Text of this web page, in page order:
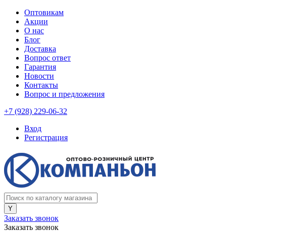
Оптовикам
Акции
О нас
Блог
Доставка
Вопрос ответ
Гарантия
Новости
Контакты
Вопрос и предложения
+7 (928) 229-06-32
Вход
Регистрация
Заказать звонок
Заказать звонок